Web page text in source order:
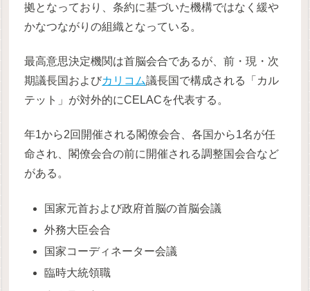
拠となっており、条約に基づいた機構ではなく緩や
かなつながりの組織となっている。
最高意思決定機関は首脳会合であるが、前・現・次
期議長国およびカリコム議長国で構成される「カル
テット」が対外的にCELACを代表する。
年1から2回開催される閣僚会合、各国から1名が任
命され、閣僚会合の前に開催される調整国会合など
がある。
国家元首および政府首脳の首脳会議
外務大臣会合
国家コーディネーター会議
臨時大統領職